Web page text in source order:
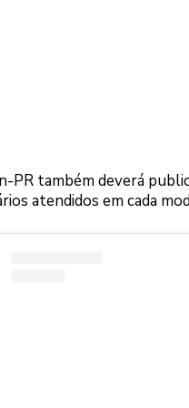
PR também deverá
atendidos em cada